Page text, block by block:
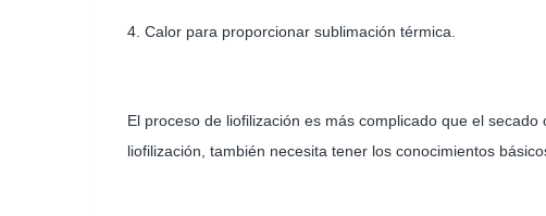
4. Calor para proporcionar sublimación térmica.
El proceso de liofilización es más complicado que el
liofilización, también necesita tener los conocimientos